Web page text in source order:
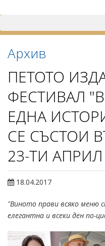
Архив
ПЕТОТО
ФЕСТИВАЛ
ЕДНА
СЕ СЪСТОИ
23-ТИ АПРИЛ
18.04.2017
"Виното прави всяко меню
елегантна и всеки ден по-